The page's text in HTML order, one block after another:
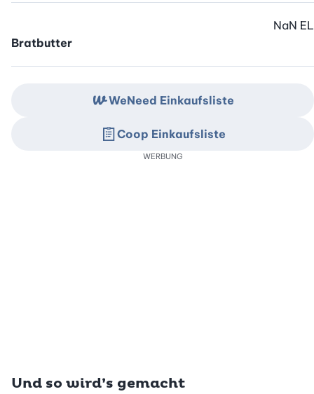
Bratbutter
NaN EL
Und so wird’s gemacht
WeNeed Einkaufsliste
Coop Einkaufsliste
WERBUNG